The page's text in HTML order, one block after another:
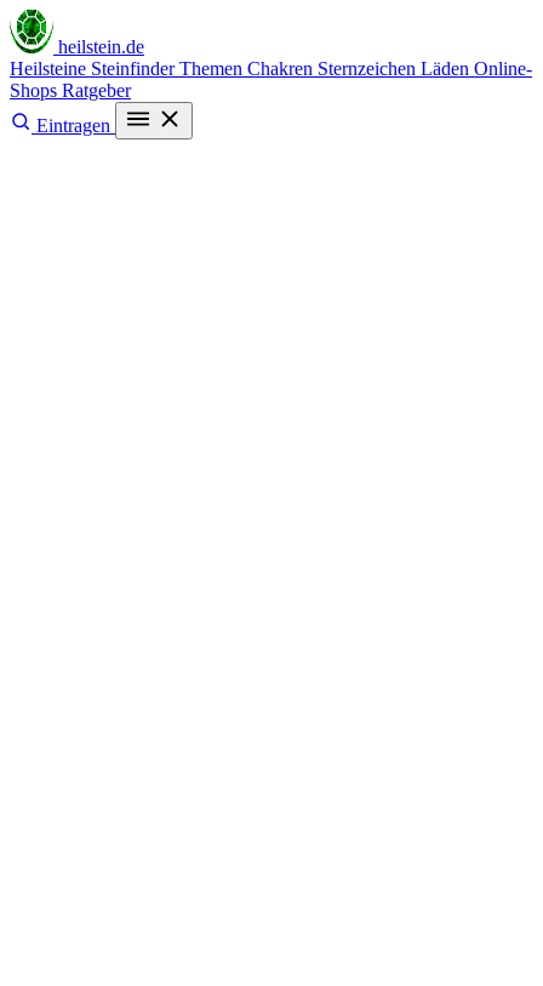
heilstein.de
Heilsteine SteinfinderThemen Chakren Sternzeichen Läden Online-
Shops Ratgeber
Eintragen